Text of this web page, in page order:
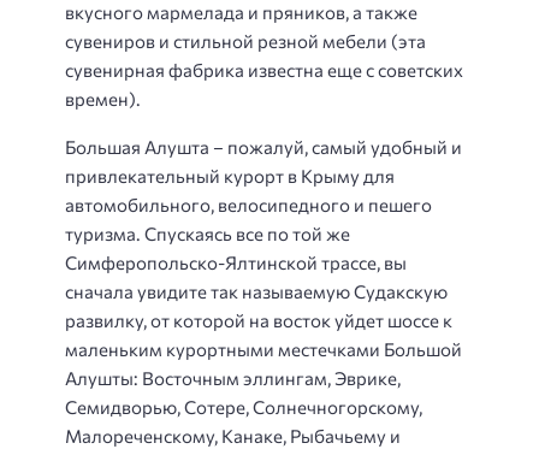
вкусного мармелада и пряников, а также
сувениров и стильной резной мебели (эта
сувенирная фабрика известна еще с советских
времен).
Большая Алушта – пожалуй, самый удобный и
привлекательный курорт в Крыму для
автомобильного, велосипедного и пешего
туризма. Спускаясь все по той же
Симферопольско-Ялтинской трассе, вы
сначала увидите так называемую Судакскую
развилку, от которой на восток уйдет шоссе к
маленьким курортными местечками Большой
Алушты: Восточным эллингам, Эврике,
Семидворью, Сотере, Солнечногорскому,
Малореченскому, Канаке, Рыбачьему и